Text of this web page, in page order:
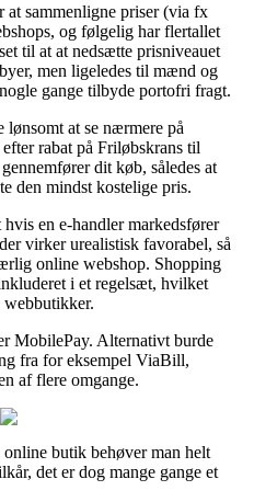
at sammenligne priser (via fx
og følgelig har flertallet
til at at nedsætte prisniveauet
men ligeledes til mænd og
gange tilbyde portofri fragt.
at se nærmere på
rabat på Friløbskrans til
dit køb, således at
den mindst kostelige pris.
en e-handler markedsfører
virker urealistisk favorabel, så
online webshop. Shopping
i et regelsæt, hvilket
MobilePay. Alternativt burde
fra for eksempel ViaBill,
af flere omgange.
butik behøver man helt
det er dog mange gange et